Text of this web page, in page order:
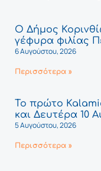
Ο Δήμος
γέφυρα φιλίας
6 Αυγούστου, 2026
Περισσότερα »
Το πρώτο
και Δευτέρα 10
5 Αυγούστου, 2026
Περισσότερα »